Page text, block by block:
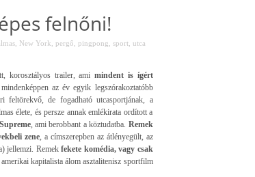
felnőni!
, New York pergő pingpong sport, utca
korosztályos trailer, ami mindent is ígért
az év egyik legszórakoztatóbb
de fogadható utcasportjának, a
élete, és persze annak emlékirata ordított a
, ami berobbant a köztudatba. Remek
zene, a címszerepben az átlényegült, az
jellemzi. Remekfekete komédia, vagy csak
amerikai kapitalista álom asztalitenisz sportfilm